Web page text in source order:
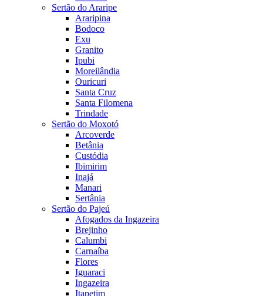
Sertão do Araripe
Araripina
Bodoco
Exu
Granito
Ipubi
Moreilândia
Ouricuri
Santa Cruz
Santa Filomena
Trindade
Sertão do Moxotó
Arcoverde
Betânia
Custódia
Ibimirim
Inajá
Manari
Sertânia
Sertão do Pajeú
Afogados da Ingazeira
Brejinho
Calumbi
Carnaíba
Flores
Iguaraci
Ingazeira
Itapetim